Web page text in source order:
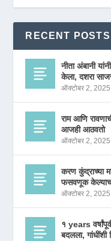
RECENT POSTS
नीता अंबानी
केला, दशरा
ऑक्टोबर 2, 2025
राम आणि
आजही आठवतो
ऑक्टोबर 2, 2025
करण कुंद्राच्या
फसवणूक
ऑक्टोबर 2, 2025
१ years
बदलला, गांधींशी